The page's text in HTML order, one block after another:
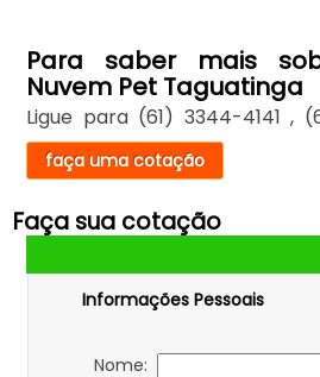
Para saber mais
Nuvem Pet Taguatinga
Ligue para (61) 3344-4141 ,
faça uma cotação
Faça sua cotação
Informações Pessoais
Nome: